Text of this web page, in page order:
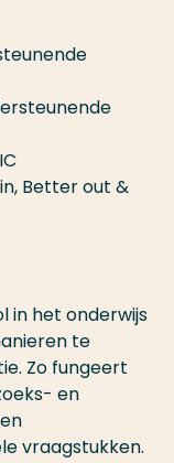
Better out &
in het onderwijs
te
Zo fungeert
en
vraagstukken.